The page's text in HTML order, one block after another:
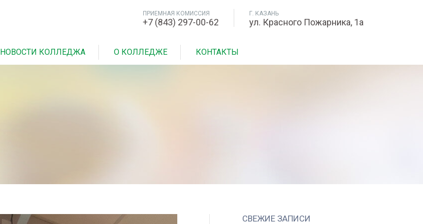
ПРИЕМНАЯ КОМИССИЯ
+7 (843) 297-00-62
Г. КАЗАНЬ
ул. Красного Пожарника, 1а
НОВОСТИ КОЛЛЕДЖА О КОЛЛЕДЖЕ КОНТАКТЫ
СВЕЖИЕ ЗАПИСИ